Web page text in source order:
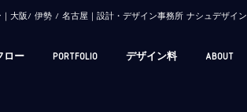
大阪/ 伊勢 / 名古屋｜設計・デザイン事務所 ナシュデザイン
ロー PORTFOLIO デザイン料 ABOUT